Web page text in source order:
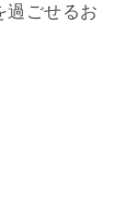
過ごせるお